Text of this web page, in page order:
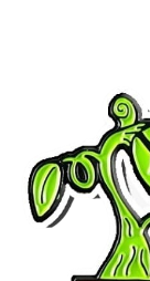
Estas plantas
condiciones
(sólo